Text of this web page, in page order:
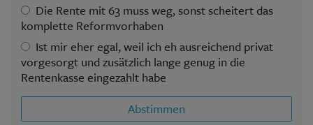
Die Rente mit 63 muss weg, sonst scheitert das
komplette Reformvorhaben
Ist mir eher egal, weil ich eh ausreichend privat
vorgesorgt und zusätzlich lange genug in die
Rentenkasse eingezahlt habe
Abstimmen